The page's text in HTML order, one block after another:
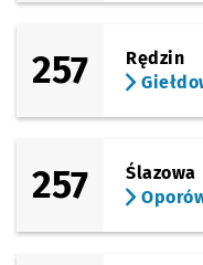
257
Rędzin
257
Ślazowa